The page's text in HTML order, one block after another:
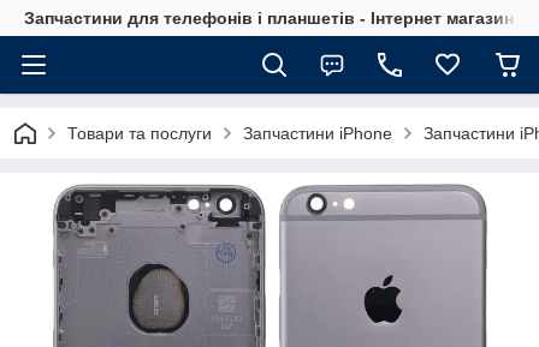
Запчастини для телефонів і планшетів - Інтернет магазин
Товари та послуги Запчастини iPhone Запчастини